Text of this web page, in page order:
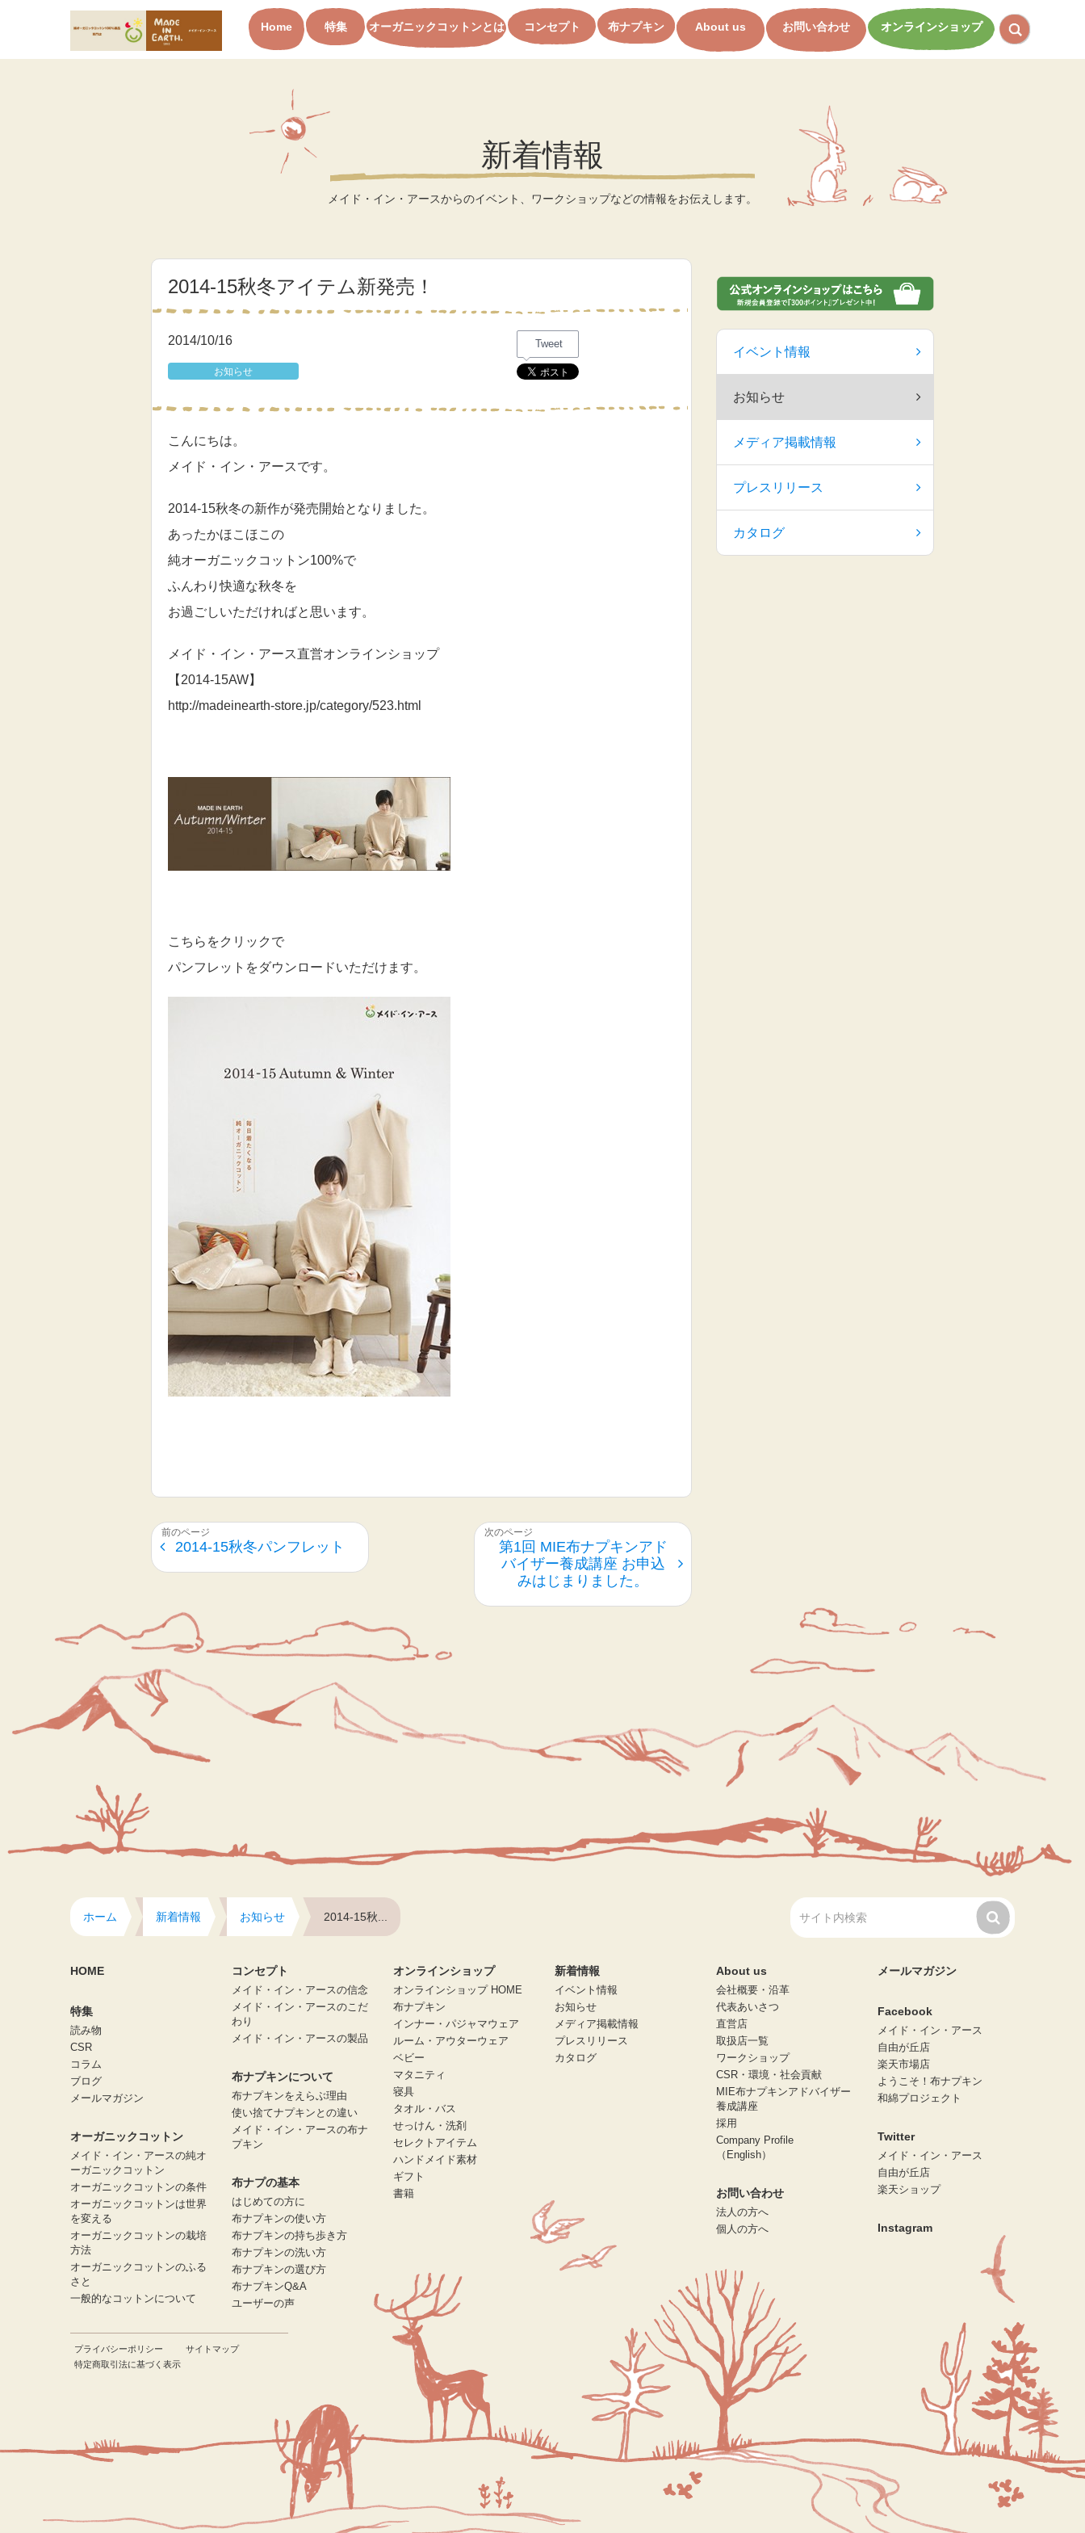
オーガニックコットン製品と
Home 特集 オーガニックコットンとは コンセプト 布ナプキン About us お問い合わせ オンラインショップ
新着情報
メイド・イン・アースからのイベント、ワークショップなどの情報をお伝えします。
2014-15秋冬アイテム新発売！
2014/10/16
お知らせ
Tweet
こんにちは。
メイド・イン・アースです。
2014-15秋冬の新作が発売開始となりました。
あったかほこほこの
純オーガニックコットン100%で
ふんわり快適な秋冬を
お過ごしいただければと思います。
メイド・イン・アース直営オンラインショップ
【2014-15AW】
http://madeinearth-store.jp/category/523.html
こちらをクリックで
パンフレットをダウンロードいただけます。
2014-15秋冬パンフレット
第1回 MIE布ナプキンアド
バイザー養成講座 お申込
みはじまりました。
イベント情報
お知らせ
メディア掲載情報
プレスリリース
カタログ
ホーム 新着情報 お知らせ 2014-15秋...
HOME
特集
読み物
CSR
コラム
ブログ
メールマガジン
オーガニックコットン
メイド・イン・アースの純オ
ーガニックコットン
オーガニックコットンの条件
オーガニックコットンは世界
を変える
オーガニックコットンの栽培
方法
オーガニックコットンのふる
さと
一般的なコットンについて
コンセプト
メイド・イン・アースの信念
メイド・イン・アースのこだ
わり
メイド・イン・アースの製品
布ナプキンについて
布ナプキンをえらぶ理由
使い捨てナプキンとの違い
メイド・イン・アースの布ナ
プキン
布ナプの基本
はじめての方に
布ナプキンの使い方
布ナプキンの持ち歩き方
布ナプキンの洗い方
布ナプキンの選び方
布ナプキンQ&A
ユーザーの声
オンラインショップ
オンラインショップ HOME
布ナプキン
インナー・パジャマウェア
ルーム・アウターウェア
ベビー
マタニティ
寝具
タオル・バス
せっけん・洗剤
セレクトアイテム
ハンドメイド素材
ギフト
書籍
新着情報
イベント情報
お知らせ
メディア掲載情報
プレスリリース
カタログ
About us
会社概要・沿革
代表あいさつ
直営店
取扱店一覧
ワークショップ
CSR・環境・社会貢献
MIE布ナプキンアドバイザー
養成講座
採用
Company Profile
（English）
お問い合わせ
法人の方へ
個人の方へ
メールマガジン
Facebook
メイド・イン・アース
自由が丘店
楽天市場店
ようこそ！布ナプキン
和綿プロジェクト
Twitter
メイド・イン・アース
自由が丘店
楽天ショップ
Instagram
プライバシーポリシー
サイトマップ
特定商取引法に基づく表示